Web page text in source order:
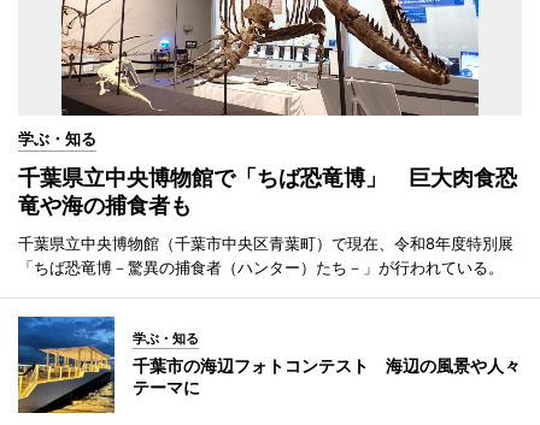
学ぶ・知る
千葉県立中央博物館で「ちば恐竜博」 巨大肉食恐
竜や海の捕食者も
千葉県立中央博物館（千葉市中央区青葉町）で現在、令和8年度特別展
「ちば恐竜博－驚異の捕食者（ハンター）たち－」が行われている。
学ぶ・知る
千葉市の海辺フォトコンテスト 海辺の風景や人々
テーマに